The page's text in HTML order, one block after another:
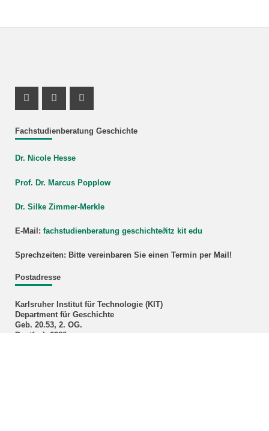
Fachstudienberatung Geschichte
Dr. Nicole Hesse
Prof. Dr. Marcus Popplow
Dr. Silke Zimmer-Merkle
E-Mail: fachstudienberatung geschichte∂itz kit edu
Sprechzeiten: Bitte vereinbaren Sie einen Termin per Mail!
Postadresse
Karlsruher Institut für Technologie (KIT)
Department für Geschichte
Geb. 20.53, 2. OG.
Postfach 6980
Instagram Profil
Profil Mastodon
Youtube Profil